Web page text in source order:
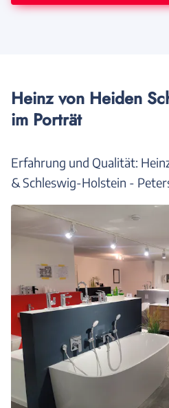
Heinz von Heiden
im Porträt
Erfahrung und Qualität:
& Schleswig-Holstein -